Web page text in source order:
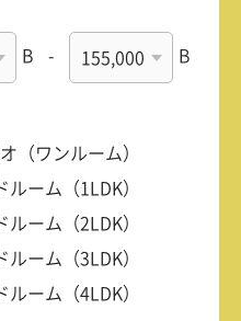
B - B
（ワンルーム）
ルーム（1LDK）
ルーム（2LDK）
ルーム（3LDK）
ルーム（4LDK）